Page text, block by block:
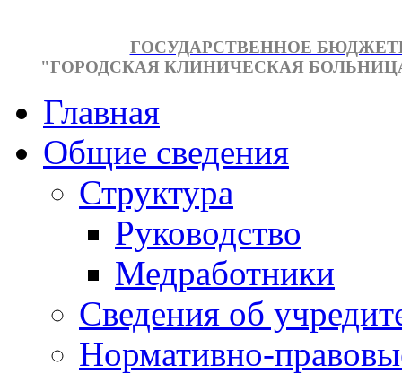
ГОСУДАРСТВЕННОЕ
"ГОРОДСКАЯ КЛИНИЧЕСКАЯ
Главная
Общие сведения
Структура
Руководство
Медработники
Сведения об
Нормативно-